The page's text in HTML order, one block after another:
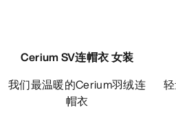
Cerium SV连帽衣 女装
我们最温暖的Cerium羽绒连
帽衣
轻量、保暖、多用途羽绒背